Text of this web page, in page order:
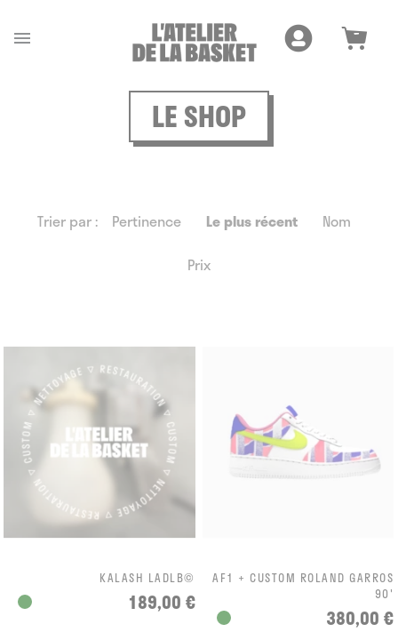

LE SHOP
Trier par : Pertinence Le plus récent
Nom
Prix
KALASH LADLB©
189,00 €
AF1 + CUSTOM ROLAND GARROS
90'
380,00 €